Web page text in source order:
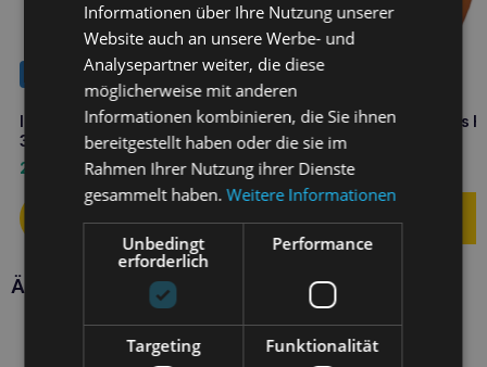
INABA CAT Churu Bites Huhn
3x10g
2,00
INABA CAT Dashi Delights
und Thunfisch 70g
Katzenleckerli
1,70€
Ähnliche Produkte
Informationen über Ihre Nutzung unserer
Website auch an unsere Werbe- und
Analysepartner weiter, die diese
möglicherweise mit anderen
Informationen kombinieren, die Sie ihnen
bereitgestellt haben oder die sie im
Rahmen Ihrer Nutzung ihrer Dienste
gesammelt haben.Weitere Informationen
Unbedingt
erforderlich
Performance
Targeting Funktionalität